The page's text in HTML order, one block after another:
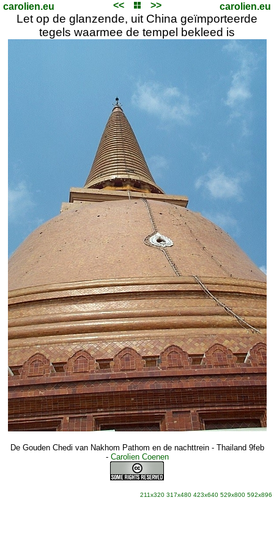
carolien.eu << >> carolien.eu
Let op de glanzende, uit China geïmporteerde
tegels waarmee de tempel bekleed is
De Gouden Chedi van Nakhom Pathom en de nachttrein - Thailand 9feb
- Carolien Coenen
211x320 317x480 423x640 529x800 592x896